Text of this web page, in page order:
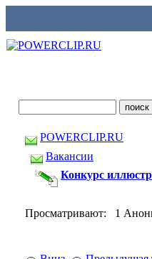
POWERCLIP.RU
Вакансии
Конкурс
Просматривают: 1